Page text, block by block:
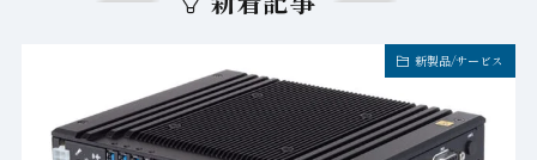
新製品/サービス